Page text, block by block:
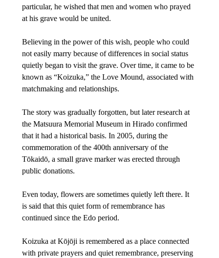
particular, he wished that men and women who prayed
at his grave would be united.
Believing in the power of this wish, people who could
not easily marry because of differences in social status
quietly began to visit the grave. Over time, it came to be
known as “Koizuka,” the Love Mound, associated with
matchmaking and relationships.
The story was gradually forgotten, but later research at
the Matsuura Memorial Museum in Hirado confirmed
that it had a historical basis. In 2005, during the
commemoration of the 400th anniversary of the
Tōkaidō, a small grave marker was erected through
public donations.
Even today, flowers are sometimes quietly left there. It
is said that this quiet form of remembrance has
continued since the Edo period.
Koizuka at Kōjōji is remembered as a place connected
with private prayers and quiet remembrance, preserving